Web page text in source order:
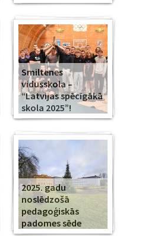
Smiltenes
vidusskola –
“Latvijas spēcīgākā
skola 2025”!
2025. gadu
noslēdzošā
pedagoģiskās
padomes sēde